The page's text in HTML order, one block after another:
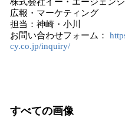
広報・マーケティング
担当：神崎・小川
お問い合わせフォーム：
cy.co.jp/inquiry/
すべての画像